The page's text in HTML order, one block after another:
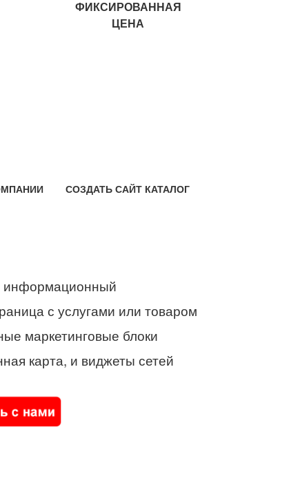
ФИКСИРОВАННАЯ
ЦЕНА
СОЗДАТЬ САЙТ КАТАЛОГ
информационный
с услугами или товаром
маркетинговые блоки
карта, и виджеты сетей